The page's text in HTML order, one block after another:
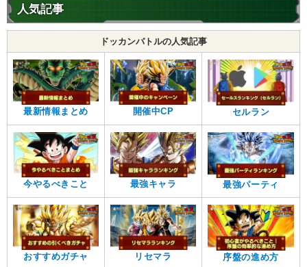
人気記事
ドッカンバトルの人気記事
最新情報まとめ 開催中CP セルラン
今やるべきこと 最強キャラ 最強パーティ
おすすめガチャ リセマラ 序盤の進め方